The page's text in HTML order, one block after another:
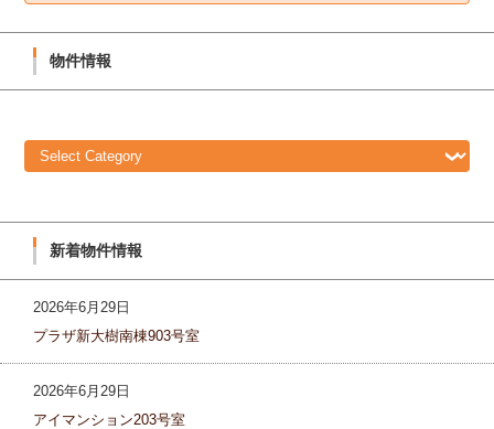
r
h
物件情報
新着物件情報
2026年6月29日
プラザ新大樹南棟903号室
2026年6月29日
アイマンション203号室